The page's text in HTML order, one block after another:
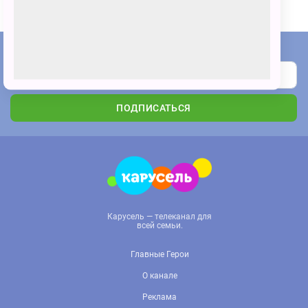
ПОДПИСАТЬСЯ
Карусель — телеканал для
всей семьи.
Главные Герои
О канале
Реклама